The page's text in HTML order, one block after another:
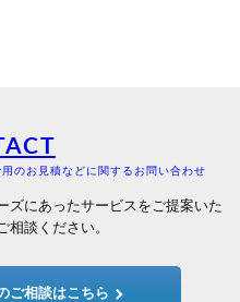
のお見積などに関するお問い合わせ
ズにあったサービスをご提案いた
相談ください。
ご相談はこちら